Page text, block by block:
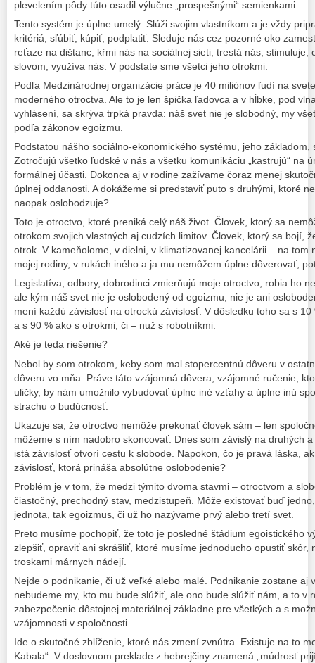
plevelením pôdy túto osadil výlučne „prospešnými“ semienkami.
Tento systém je úplne umelý. Slúži svojim vlastníkom a je vždy
kritériá, sľúbiť, kúpiť, podplatiť. Sleduje nás cez pozorné oko
reťaze na dištanc, kŕmi nás na sociálnej sieti, trestá nás, stimuluje,
slovom, využíva nás. V podstate sme všetci jeho otrokmi.
Podľa Medzinárodnej organizácie práce je 40 miliónov ľudí na
moderného otroctva. Ale to je len špička ľadovca a v hĺbke, pod
vyhlásení, sa skrýva trpká pravda: náš svet nie je slobodný, my
podľa zákonov egoizmu.
Podstatou nášho sociálno-ekonomického systému, jeho
Zotročujú všetko ľudské v nás a všetku komunikáciu „kastrujú“ na
formálnej účasti. Dokonca aj v rodine zažívame čoraz menej
úplnej oddanosti. A dokážeme si predstaviť puto s druhými, ktoré
naopak oslobodzuje?
Toto je otroctvo, ktoré preniká celý náš život. Človek, ktorý sa
otrokom svojich vlastných aj cudzích limitov. Človek, ktorý sa bojí,
otrok. V kameňolome, v dielni, v klimatizovanej kancelárii – na tom
mojej rodiny, v rukách iného a ja mu nemôžem úplne dôverovať,
Legislatíva, odbory, dobrodinci zmierňujú moje otroctvo, robia ho
ale kým náš svet nie je oslobodený od egoizmu, nie je ani
mení každú závislosť na otrockú závislosť. V dôsledku toho sa s
a s 90 % ako s otrokmi, či – nuž s robotníkmi.
Aké je teda riešenie?
Nebol by som otrokom, keby som mal stopercentnú dôveru v
dôveru vo mňa. Práve táto vzájomná dôvera, vzájomné ručenie,
uličky, by nám umožnilo vybudovať úplne iné vzťahy a úplne inú
strachu o budúcnosť.
Ukazuje sa, že otroctvo nemôže prekonať človek sám – len
môžeme s ním nadobro skoncovať. Dnes som závislý na druhých
istá závislosť otvorí cestu k slobode. Napokon, čo je pravá láska,
závislosť, ktorá prináša absolútne oslobodenie?
Problém je v tom, že medzi týmito dvoma stavmi – otroctvom a
čiastočný, prechodný stav, medzistupeň. Môže existovať buď
jednota, tak egoizmus, či už ho nazývame prvý alebo tretí svet.
Preto musíme pochopiť, že toto je posledné štádium egoistického
zlepšiť, opraviť ani skrášliť, ktoré musíme jednoducho opustiť skôr,
troskami márnych nádejí.
Nejde o podnikanie, či už veľké alebo malé. Podnikanie zostane aj
nebudeme my, kto mu bude slúžiť, ale ono bude slúžiť nám, a to v
zabezpečenie dôstojnej materiálnej základne pre všetkých a s
vzájomnosti v spoločnosti.
Ide o skutočné zblíženie, ktoré nás zmení zvnútra. Existuje na to
Kabala“. V doslovnom preklade z hebrejčiny znamená „múdrosť